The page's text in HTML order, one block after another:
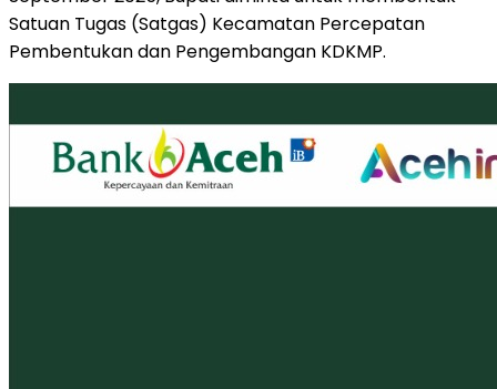
Satuan Tugas (Satgas) Kecamatan Percepatan
Pembentukan dan Pengembangan KDKMP.